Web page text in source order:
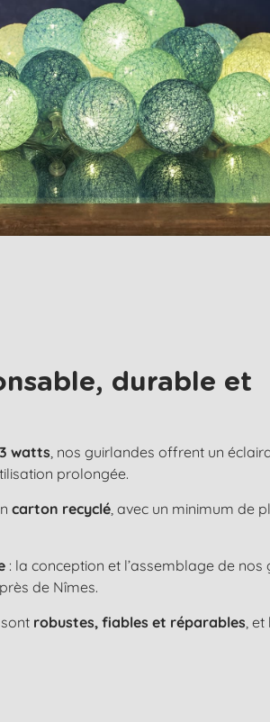
durable et
3 watts, nos guirlandes offrent un
prolongée.
carton recyclé, avec un minimum de
: la conception et l’assemblage de nos
de Nîmes.
robustes, fiables et réparables, et